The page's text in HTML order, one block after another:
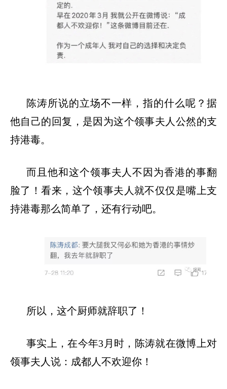
陈涛所说的立场不一样，指的什么呢？据
他自己的回复，是因为这个领事夫人公然的支
持港毒。
而且他和这个领事夫人不因为香港的事翻
脸了！看来，这个领事夫人就不仅仅是嘴上支
持港毒那么简单了，还有行动吧。
所以，这个厨师就辞职了！
事实上，在今年3月时，陈涛就在微博上对
领事夫人说：成都人不欢迎你！